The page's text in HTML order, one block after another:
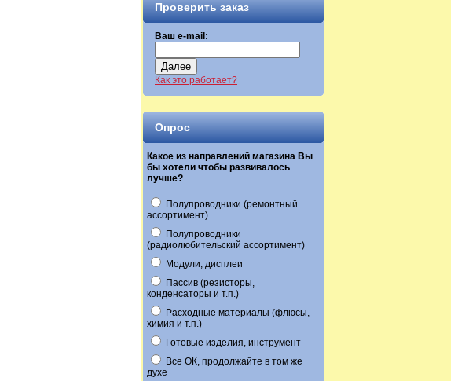
Проверить заказ
Ваш e-mail:
Далее
Как это работает?
Опрос
Какое из направлений магазина Вы
бы хотели чтобы развивалось
лучше?
Полупроводники (ремонтный
ассортимент)
Полупроводники
(радиолюбительский ассортимент)
Модули, дисплеи
Пассив (резисторы,
конденсаторы и т.п.)
Расходные материалы (флюсы,
химия и т.п.)
Готовые изделия, инструмент
Все ОК, продолжайте в том же
духе